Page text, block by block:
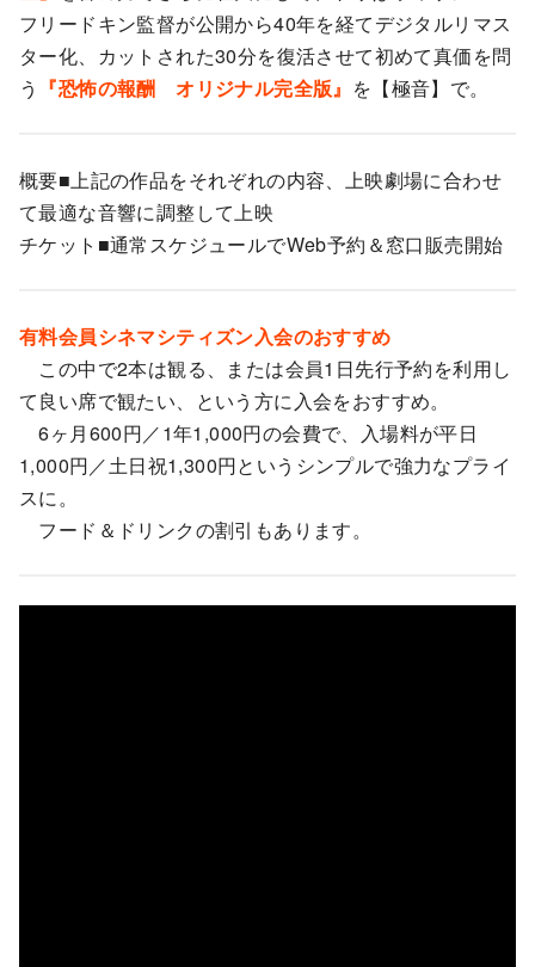
フリードキン監督が公開から40年を経てデジタルリマス
ター化、カットされた30分を復活させて初めて真価を問
う 『恐怖の報酬 オリジナル完全版』 を【極音】で。
概要■上記の作品をそれぞれの内容、上映劇場に合わせ
て最適な音響に調整して上映
チケット■通常スケジュールでWeb予約＆窓口販売開始
有料会員シネマシティズン入会のおすすめ
この中で2本は観る、または会員1日先行予約を利用し
て良い席で観たい、という方に入会をおすすめ。
6ヶ月600円／1年1,000円の会費で、入場料が平日
1,000円／土日祝1,300円というシンプルで強力なプライ
スに。
フード＆ドリンクの割引もあります。